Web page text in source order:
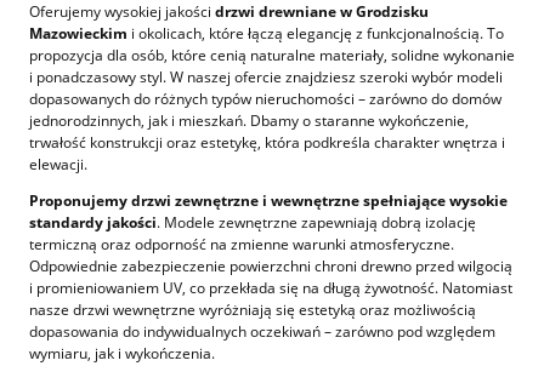
Oferujemy wysokiej jakości drzwi drewniane w Grodzisku
Mazowieckim i okolicach, które łączą elegancję z funkcjonalnością. To
propozycja dla osób, które cenią naturalne materiały, solidne wykonanie
i ponadczasowy styl. W naszej ofercie znajdziesz szeroki wybór modeli
dopasowanych do różnych typów nieruchomości – zarówno do domów
jednorodzinnych, jak i mieszkań. Dbamy o staranne wykończenie,
trwałość konstrukcji oraz estetykę, która podkreśla charakter wnętrza i
elewacji.
Proponujemy drzwi zewnętrzne i wewnętrzne spełniające wysokie
standardy jakości. Modele zewnętrzne zapewniają dobrą izolację
termiczną oraz odporność na zmienne warunki atmosferyczne.
Odpowiednie zabezpieczenie powierzchni chroni drewno przed wilgocią
i promieniowaniem UV, co przekłada się na długą żywotność. Natomiast
nasze drzwi wewnętrzne wyróżniają się estetyką oraz możliwością
dopasowania do indywidualnych oczekiwań – zarówno pod względem
wymiaru, jak i wykończenia.